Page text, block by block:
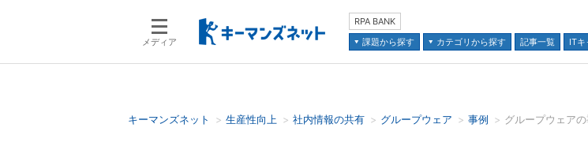
メディア
RPA BANK
課題から探す
カテゴリから探す 記事一覧 ITキ
検索語を入力してください
キーマンズネット 生産性向上 社内情報の共有 グループウェア 事例 グループウェア